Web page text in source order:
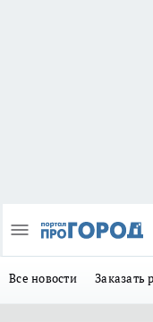
Все новости Заказать